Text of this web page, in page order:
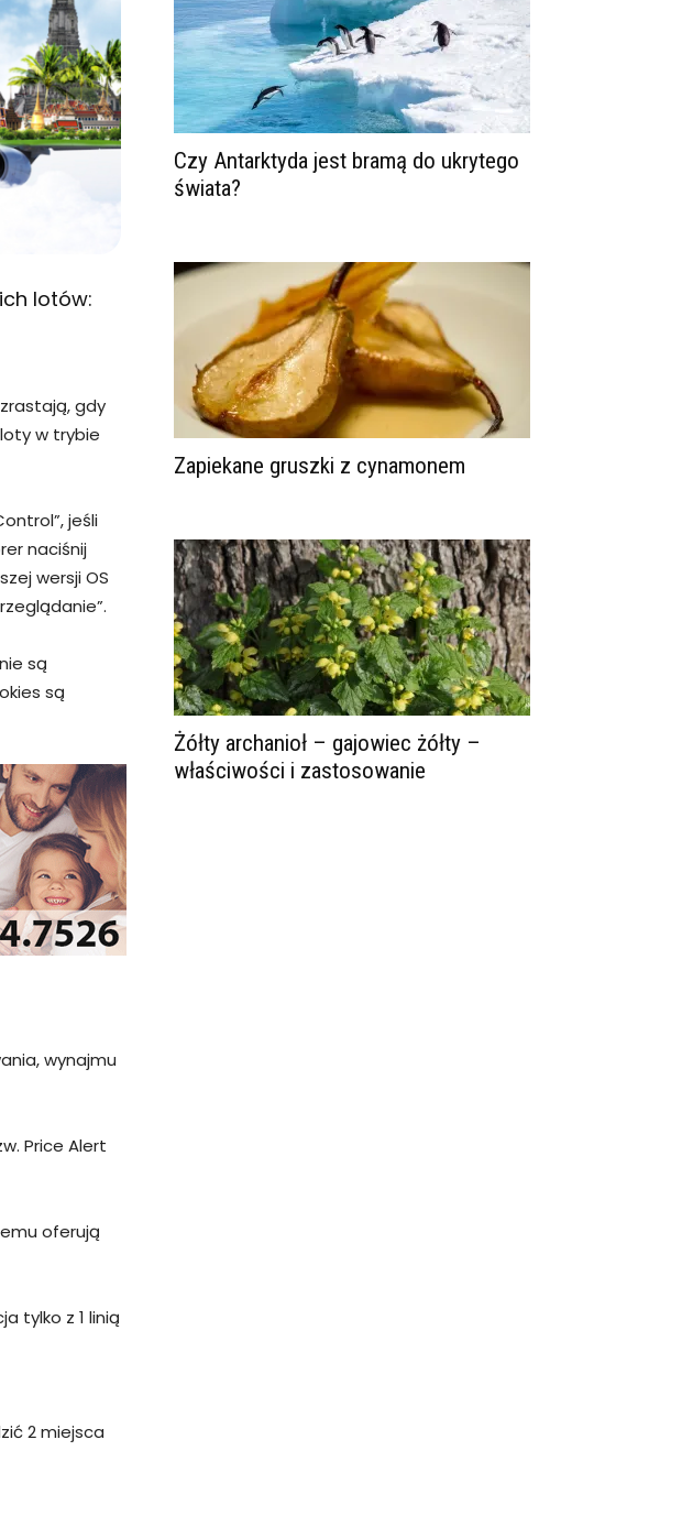
lotów:
gdy
w trybie
jeśli
naciśnij
wersji OS
są
są
wynajmu
Price Alert
oferują
tylko z 1 linią
2 miejsca
Czy Antarktyda jest bramą do ukrytego
świata?
Zapiekane gruszki z cynamonem
Żółty archanioł – gajowiec żółty –
właściwości i zastosowanie